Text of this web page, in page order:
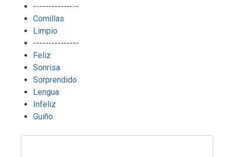
---------------
Comillas
Limpio
---------------
Feliz
Sonrisa
Sorprendido
Lengua
Infeliz
Guiño